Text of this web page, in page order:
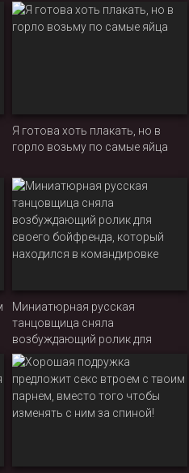
Я готова хоть плакать, но в
горло возьму по самые яйца
Миниатюрная русская
танцовщица сняла
возбуждающий ролик для
своего бойфренда, который
находился в командировке